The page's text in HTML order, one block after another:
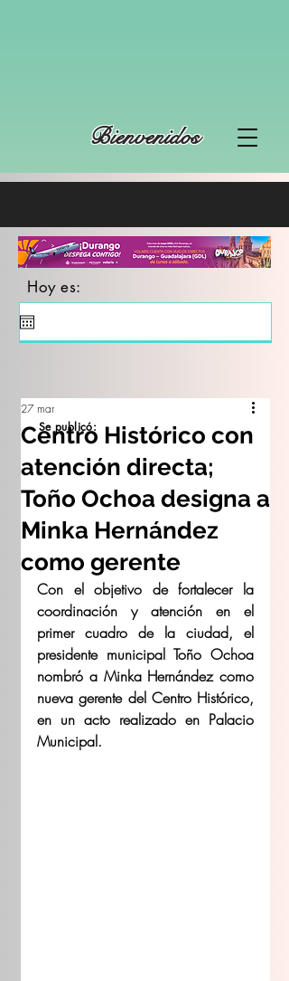
Bienvenidos
Hoy es:
Centro Histórico con
atención directa;
Toño Ochoa designa a
Minka Hernández
como gerente
27 mar
Con el objetivo de fortalecer la
coordinación y atención en el
primer cuadro de la ciudad, el
presidente municipal Toño Ochoa
nombró a Minka Hernández como
nueva gerente del Centro Histórico,
en un acto realizado en Palacio
Municipal.
Se publicó: